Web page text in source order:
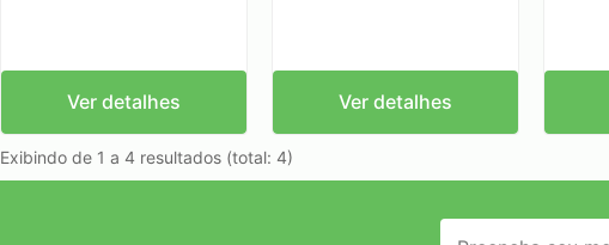
Ver detalhes Ver detalhes
Exibindo de 1 a 4 resultados (total: 4)